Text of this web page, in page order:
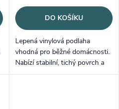
DO KOŠÍKU
Lepená vinylová podlaha
vhodná pro běžné domácnosti.
Nabízí stabilní, tichý povrch a
snadnou údržbu.